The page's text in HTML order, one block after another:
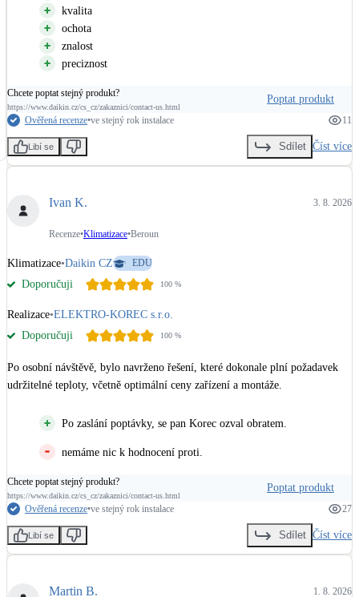
kvalita
ochota
znalost
preciznost
Chcete poptat stejný produkt?
https://www.daikin.cz/cs_cz/zakaznici/contact-us.html
Poptat produkt
Ověřená recenze•ve stejný rok instalace 11
Libí se Sdílet Číst více
Ivan K. 3. 8. 2026
Recenze•Klimatizace•Beroun
Klimatizace•Daikin CZ EDU
Doporučuji 100 %
Realizace•ELEKTRO-KOREC s.r.o.
Doporučuji
100 %
Po osobní návštěvě, bylo navrženo řešení, které dokonale plní požadavek
udržitelné teploty, včetně optimální ceny zařízení a montáže.
Po zaslání poptávky, se pan Korec ozval obratem.
nemáme nic k hodnocení proti.
Chcete poptat stejný produkt?
https://www.daikin.cz/cs_cz/zakaznici/contact-us.html
Poptat produkt
Ověřená recenze•ve stejný rok instalace 27
Libí se Sdílet Číst více
Martin B. 1. 8. 2026